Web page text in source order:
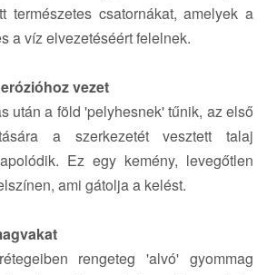
természetes csatornákat, amelyek a
a víz elvezetéséért felelnek.
vezet
után a föld 'pelyhesnek' tűnik, az első
a szerkezetét vesztett talaj
Ez egy kemény, levegőtlen
ami gátolja a kelést.
rengeteg 'alvó' gyommag